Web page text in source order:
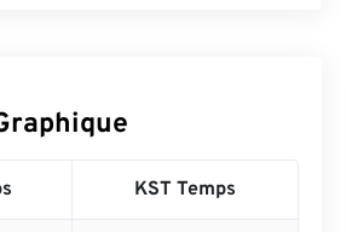
KST Temps